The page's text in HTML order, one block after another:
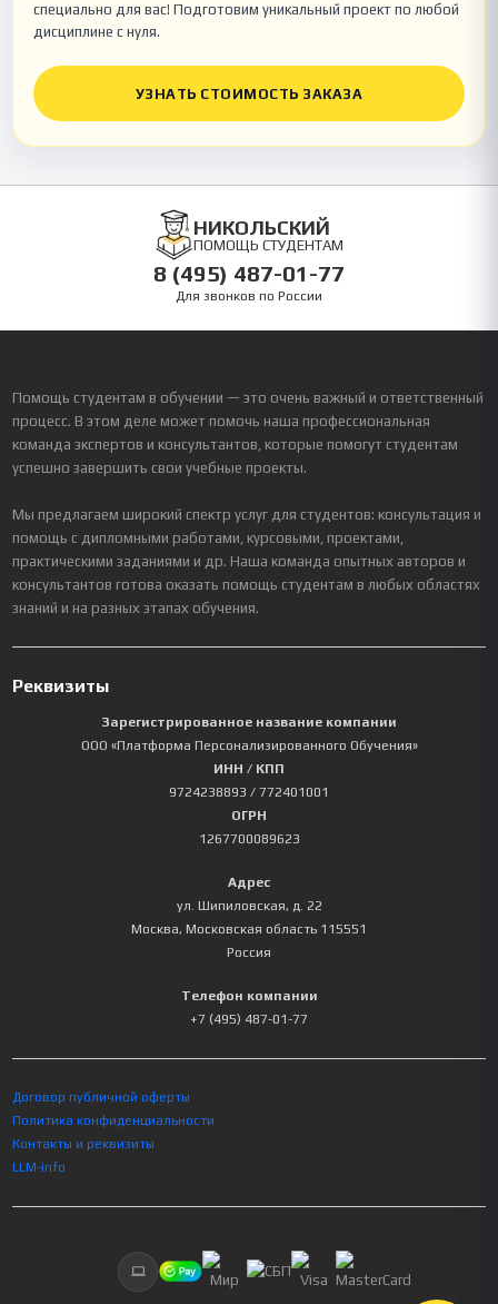
специально для вас! Подготовим уникальный проект по любой
дисциплине с нуля.
УЗНАТЬ СТОИМОСТЬ ЗАКАЗА
НИКОЛЬСКИЙ
ПОМОЩЬ СТУДЕНТАМ
8 (495) 487-01-77
Для звонков по России
Помощь студентам в обучении — это очень важный и ответственный
процесс. В этом деле может помочь наша профессиональная
команда экспертов и консультантов, которые помогут студентам
успешно завершить свои учебные проекты.
Мы предлагаем широкий спектр услуг для студентов: консультация и
помощь с дипломными работами, курсовыми, проектами,
практическими заданиями и др. Наша команда опытных авторов и
консультантов готова оказать помощь студентам в любых областях
знаний и на разных этапах обучения.
Реквизиты
Зарегистрированное название компании
ООО «Платформа Персонализированного Обучения»
ИНН / КПП
9724238893 / 772401001
ОГРН
1267700089623
Адрес
ул. Шипиловская, д. 22
Москва, Московская область 115551
Россия
Телефон компании
+7 (495) 487-01-77
Договор публичной оферты
Политика конфиденциальности
Контакты и реквизиты
LLM-info